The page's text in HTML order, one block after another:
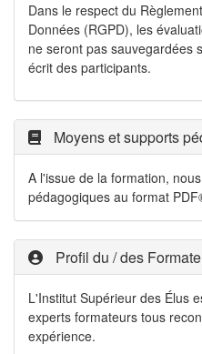
Dans le respect du
Données (RGPD), les
ne seront pas sauvegardées
écrit des participants.
Moyens et supports
A l'issue de la formation,
pédagogiques au format
Profil du / des
L'Institut Supérieur des Élus
experts formateurs tous
expérience.